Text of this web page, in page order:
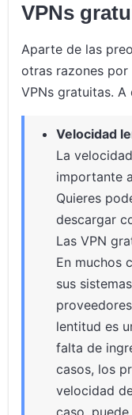
VPNs
Aparte de las
otras razones por
VPNs gratuitas. A
Velocidad
La
importante
Quieres
descargar
Las VPN
En muchos
sus
lentitud es
falta de
casos, los
velocidad
caso,